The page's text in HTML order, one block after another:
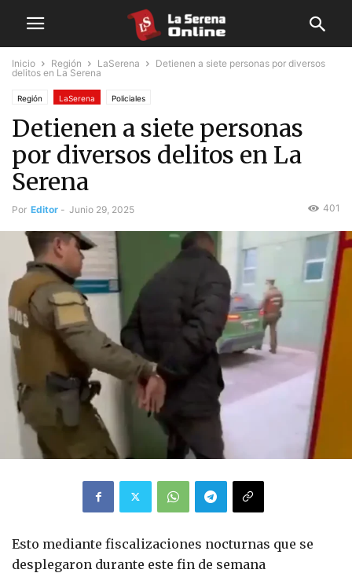
Inicio Región LaSerena
Detienen a siete personas por diversos
delitos en La Serena
Región LaSerena Policiales
Detienen a siete personas
por diversos delitos en La
Serena
Por Editor - Junio 29, 2025 401
Esto mediante fiscalizaciones nocturnas que se
desplegaron durante este fin de semana